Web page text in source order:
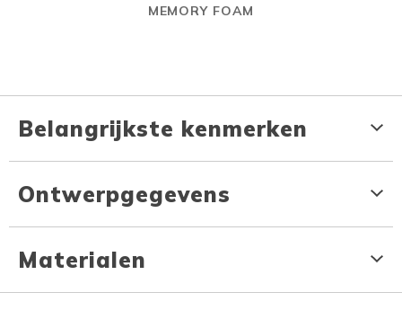
MEMORY FOAM
Belangrijkste kenmerken
Ontwerpgegevens
Materialen